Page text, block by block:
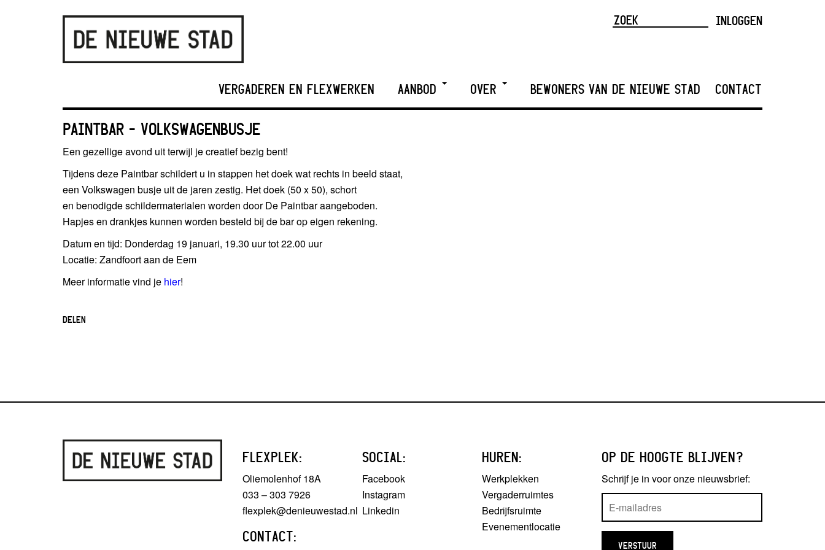
INLOGGEN
VERGADEREN EN FLEXWERKEN AANBOD OVER BEWONERS VAN DE NIEUWE STAD CONTACT
PAINTBAR – VOLKSWAGENBUSJE
Een gezellige avond uit terwijl je creatief bezig bent!
Tijdens deze Paintbar schildert u in stappen het doek wat rechts in beeld staat,
een Volkswagen busje uit de jaren zestig. Het doek (50 x 50), schort
en benodigde schildermaterialen worden door De Paintbar aangeboden.
Hapjes en drankjes kunnen worden besteld bij de bar op eigen rekening.
Datum en tijd: Donderdag 19 januari, 19.30 uur tot 22.00 uur
Locatie: Zandfoort aan de Eem
Meer informatie vind je hier!
DELEN
FLEXPLEK:
Oliemolenhof 18A
033 – 303 7926
flexplek@denieuwestad.nl
CONTACT:
SOCIAL:
Facebook
Instagram
Linkedin
HUREN:
Werkplekken
Vergaderruimtes
Bedrijfsruimte
Evenementlocatie
OP DE HOOGTE BLIJVEN?
Schrijf je in voor onze nieuwsbrief: